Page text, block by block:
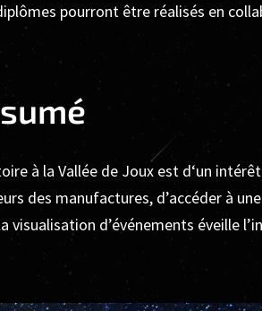
pourront être réalisés en
à la Vallée de Joux est d‘un
des manufactures, d’accéder à
visualisation d’événements éveille